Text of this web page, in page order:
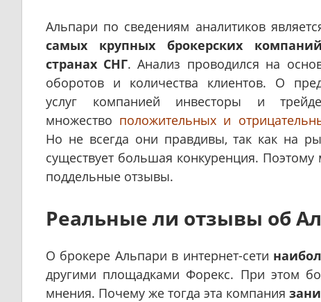
Альпари по сведениям аналитиков
самых крупных брокерских
странах СНГ. Анализ проводился на
оборотов и количества клиентов. О
услуг компанией инвесторы и
множество положительных и
Но не всегда они правдивы, так как на
существует большая конкуренция.
поддельные отзывы.
Реальные ли отзывы об
О брокере Альпари в интернет-сети
другими площадками Форекс. При этом
мнения. Почему же тогда эта компания